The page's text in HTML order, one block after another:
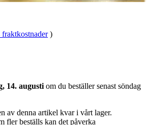
fraktkostnader )
14. augusti om du beställer senast söndag
av denna artikel kvar i vårt lager.
fler beställs kan det påverka